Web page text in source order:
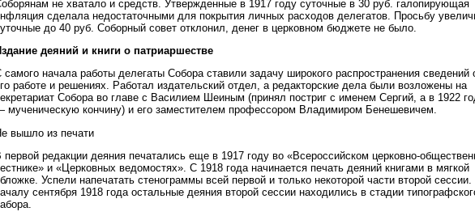
не хватало и средств. Утвержденные в 1917 году суточные в 30 руб. галопирующая
сделала недостаточными для покрытия личных расходов делегатов. Просьбу
до 40 руб. Соборный совет отклонил, денег в церковном бюджете не было.
деяний и книги о патриаршестве
самого начала работы делегаты Собора ставили задачу широкого распространения сведений
работе и решениях. Работал издательский отдел, а редакторские дела были возложены на
Собора во главе с Василием Шеиным (принял постриг с именем Сергий, а в 1922
мученическую кончину) и его заместителем профессором Владимиром Бенешевичем.
вышло из печати
первой редакции деяния печатались еще в 1917 году во «Всероссийском церковно-
и «Церковных ведомостях». С 1918 года начинается печать деяний книгами в мягкой
Успели напечатать стенограммы всей первой и только некоторой части второй сессии.
сентября 1918 года остальные деяния второй сессии находились в стадии